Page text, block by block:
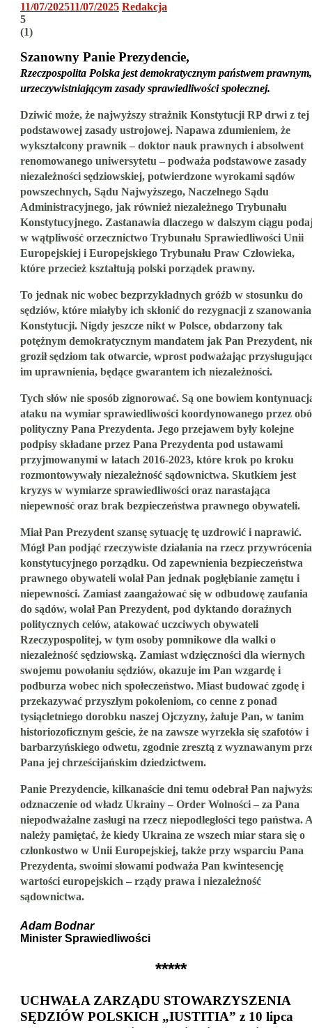
11/07/202511/07/2025 Redakcja
5
(1)
Szanowny Panie Prezydencie,
Rzeczpospolita Polska jest demokratycznym państwem prawnym,
urzeczywistniającym zasady sprawiedliwości społecznej.
Dziwić może, że najwyższy strażnik Konstytucji RP drwi z tej
podstawowej zasady ustrojowej. Napawa zdumieniem, że
wykształcony prawnik – doktor nauk prawnych i absolwent
renomowanego uniwersytetu – podważa podstawowe zasady
niezależności sędziowskiej, potwierdzone wyrokami sądów
powszechnych, Sądu Najwyższego, Naczelnego Sądu
Administracyjnego, jak również niezależnego Trybunału
Konstytucyjnego. Zastanawia dlaczego w dalszym ciągu
w wątpliwość orzecznictwo Trybunału Sprawiedliwości Unii
Europejskiej i Europejskiego Trybunału Praw Człowieka,
które przecież kształtują polski porządek prawny.
To jednak nic wobec bezprzykładnych gróźb w stosunku do
sędziów, które miałyby ich skłonić do rezygnacji z szanowania
Konstytucji. Nigdy jeszcze nikt w Polsce, obdarzony tak
potężnym demokratycznym mandatem jak Pan Prezydent,
groził sędziom tak otwarcie, wprost podważając
im uprawnienia, będące gwarantem ich niezależności.
Tych słów nie sposób zignorować. Są one bowiem
ataku na wymiar sprawiedliwości koordynowanego przez
polityczny Pana Prezydenta. Jego przejawem były kolejne
podpisy składane przez Pana Prezydenta pod ustawami
przyjmowanymi w latach 2016-2023, które krok po kroku
rozmontowywały niezależność sądownictwa. Skutkiem jest
kryzys w wymiarze sprawiedliwości oraz narastająca
niepewność oraz brak bezpieczeństwa prawnego obywateli.
Miał Pan Prezydent szansę sytuację tę uzdrowić i naprawić.
Mógł Pan podjąć rzeczywiste działania na rzecz przywrócenia
konstytucyjnego porządku. Od zapewnienia bezpieczeństwa
prawnego obywateli wolał Pan jednak pogłębianie zamętu i
niepewności. Zamiast zaangażować się w odbudowę zaufania
do sądów, wolał Pan Prezydent, pod dyktando doraźnych
politycznych celów, atakować uczciwych obywateli
Rzeczypospolitej, w tym osoby pomnikowe dla walki o
niezależność sędziowską. Zamiast wdzięczności dla wiernych
swojemu powołaniu sędziów, okazuje im Pan wzgardę i
podburza wobec nich społeczeństwo. Miast budować zgodę i
przekazywać przyszłym pokoleniom, co cenne z ponad
tysiącletniego dorobku naszej Ojczyzny, żałuje Pan, w tanim
historiozoficznym geście, że na zawsze wyrzekła się szafotów i
barbarzyńskiego odwetu, zgodnie zresztą z wyznawanym
Pana jej chrześcijańskim dziedzictwem.
Panie Prezydencie, kilkanaście dni temu odebrał Pan
odznaczenie od władz Ukrainy – Order Wolności – za Pana
niepodważalne zasługi na rzecz niepodległości tego państwa.
należy pamiętać, że kiedy Ukraina ze wszech miar stara się o
członkostwo w Unii Europejskiej, także przy wsparciu Pana
Prezydenta, swoimi słowami podważa Pan kwintesencję
wartości europejskich – rządy prawa i niezależność
sądownictwa.
Adam Bodnar
Minister Sprawiedliwości
*****
UCHWAŁA ZARZĄDU STOWARZYSZENIA
SĘDZIÓW POLSKICH „IUSTITIA” z 10 lipca